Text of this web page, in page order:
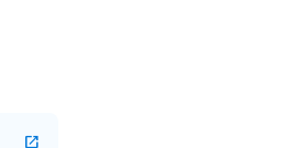
open_in_new